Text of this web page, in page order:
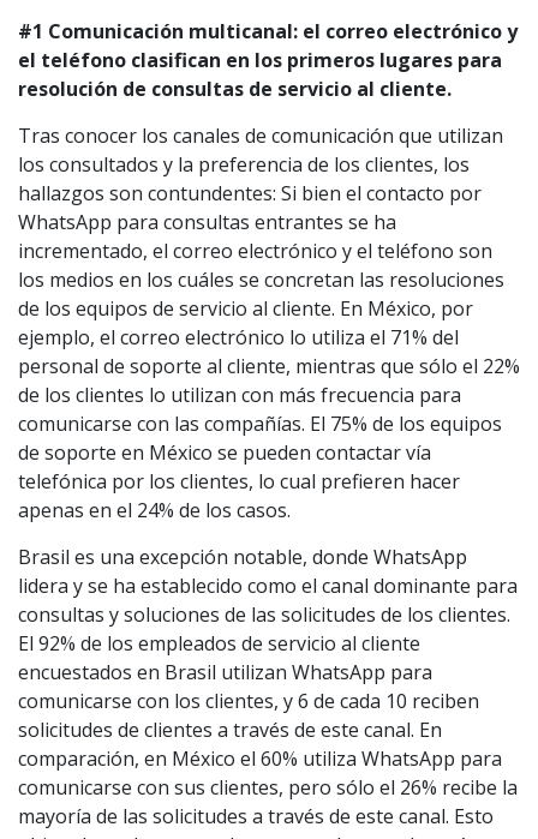
#1 Comunicación multicanal: el correo electrónico y
el teléfono clasifican en los primeros lugares para
resolución de consultas de servicio al cliente.
Tras conocer los canales de comunicación que utilizan
los consultados y la preferencia de los clientes, los
hallazgos son contundentes: Si bien el contacto por
WhatsApp para consultas entrantes se ha
incrementado, el correo electrónico y el teléfono son
los medios en los cuáles se concretan las resoluciones
de los equipos de servicio al cliente. En México, por
ejemplo, el correo electrónico lo utiliza el 71% del
personal de soporte al cliente, mientras que sólo el 22%
de los clientes lo utilizan con más frecuencia para
comunicarse con las compañías. El 75% de los equipos
de soporte en México se pueden contactar vía
telefónica por los clientes, lo cual prefieren hacer
apenas en el 24% de los casos.
Brasil es una excepción notable, donde WhatsApp
lidera y se ha establecido como el canal dominante para
consultas y soluciones de las solicitudes de los clientes.
El 92% de los empleados de servicio al cliente
encuestados en Brasil utilizan WhatsApp para
comunicarse con los clientes, y 6 de cada 10 reciben
solicitudes de clientes a través de este canal. En
comparación, en México el 60% utiliza WhatsApp para
comunicarse con sus clientes, pero sólo el 26% recibe la
mayoría de las solicitudes a través de este canal. Esto